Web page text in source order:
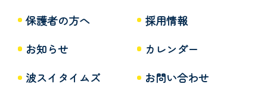
保護者の方へ
採用情報
お知らせ
カレンダー
波スイタイムズ
お問い合わせ